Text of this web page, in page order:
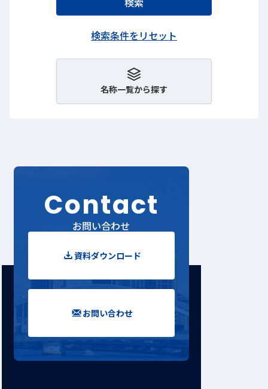
名称一覧から探す
Contact
お問い合わせ
資料ダウンロード
お問い合わせ